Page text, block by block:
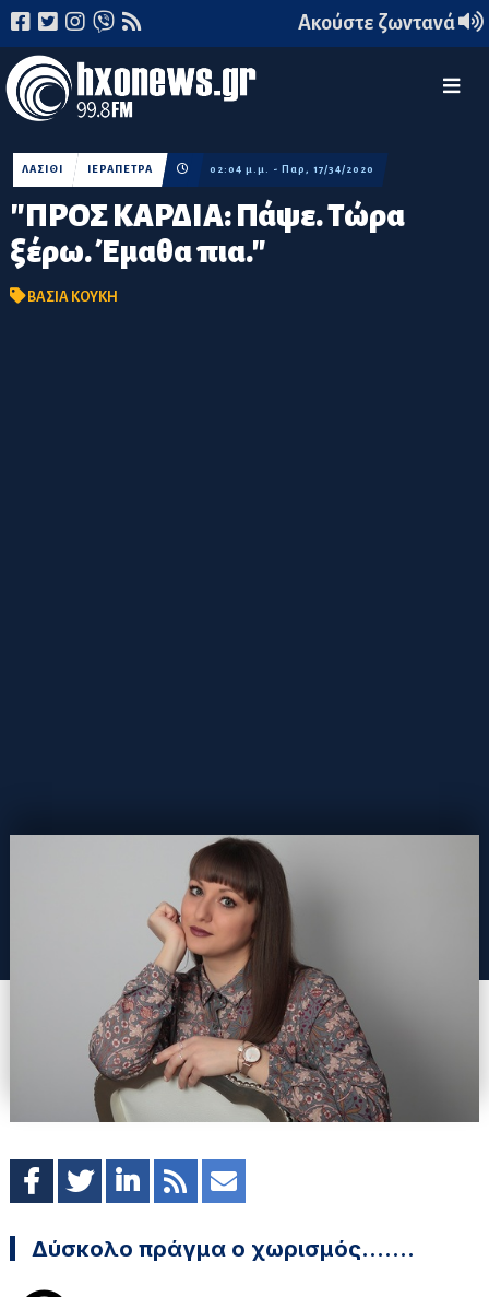
Ακούστε ζωντανά
"ΠΡΟΣ ΚΑΡΔΙΑ: Πάψε. Τώρα
ξέρω. Έμαθα πια."
ΛΑΣΙΘΙ ΙΕΡΑΠΕΤΡΑ 02:04 μ.μ. - Παρ, 17/34/2020
ΒΑΣΙΑ ΚΟΥΚΗ
Δύσκολο πράγμα ο χωρισμός.......